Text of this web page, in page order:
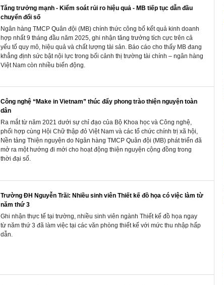
Tăng trưởng mạnh - Kiểm soát rủi ro hiệu quả - MB tiếp tục dẫn đầu
chuyển đổi số
Ngân hàng TMCP Quân đội (MB) chính thức công bố kết quả kinh doanh
hợp nhất 9 tháng đầu năm 2025, ghi nhận tăng trưởng tích cực trên cả
yếu tố quy mô, hiệu quả và chất lượng tài sản. Báo cáo cho thấy MB đang
khẳng định sức bật nội lực trong bối cảnh thị trường tài chính – ngân hàng
Việt Nam còn nhiều biến động.
Công nghệ “Make in Vietnam” thúc đẩy phong trào thiện nguyện toàn
dân
Ra mắt từ năm 2021 dưới sự chỉ đạo của Bộ Khoa học và Công nghệ,
phối hợp cùng Hội Chữ thập đỏ Việt Nam và các tổ chức chính trị xã hội,
Nền tảng Thiện nguyện do Ngân hàng TMCP Quân đội (MB) phát triển đã
mở ra một hướng đi mới cho hoạt động thiện nguyện cộng đồng trong
thời đại số.
Trường ĐH Nguyễn Trãi: Nhiều sinh viên Thiết kế đồ họa có việc làm từ
năm thứ 3
Ghi nhận thực tế tại trường, nhiều sinh viên ngành Thiết kế đồ họa ngay
từ năm thứ 3 đã làm việc tại các văn phòng thiết kế với mức thu nhập hấp
dẫn.